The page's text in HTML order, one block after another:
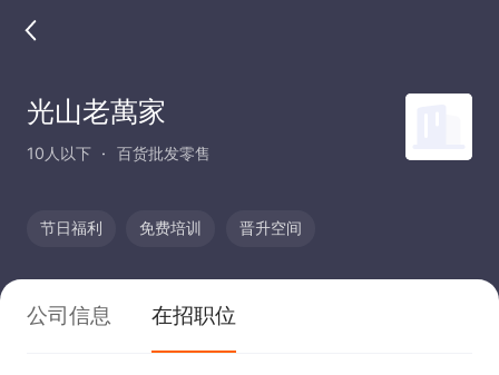
光山老萬家
10人以下 百货批发零售
节日福利 免费培训 晋升空间
公司信息 在招职位